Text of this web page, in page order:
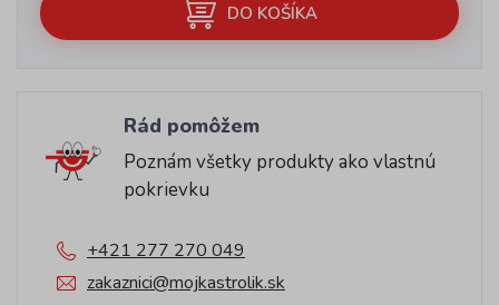
DO KOŠÍKA
Rád pomôžem
Poznám všetky produkty ako vlastnú
pokrievku
+421 277 270 049
zakaznici@mojkastrolik.sk